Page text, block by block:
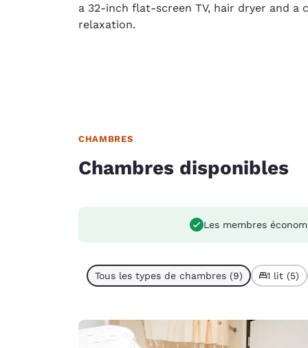
a 32-inch flat-screen TV, hair dryer and a
relaxation.
CHAMBRES
Chambres disponibles
Les membres
Tous les types de chambres (9) 1 lit (5)